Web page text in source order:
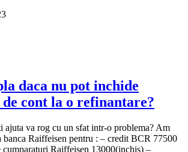
daca nu pot inchide
cont la o refinantare?
ajuta va rog cu un sfat intr-o problema? Am
banca Raiffeisen pentru : – credit BCR 77500
Raiffeisen 13000(inchis) –